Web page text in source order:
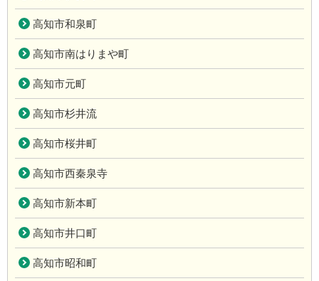
高知市和泉町
高知市南はりまや町
高知市元町
高知市杉井流
高知市桜井町
高知市西秦泉寺
高知市新本町
高知市井口町
高知市昭和町